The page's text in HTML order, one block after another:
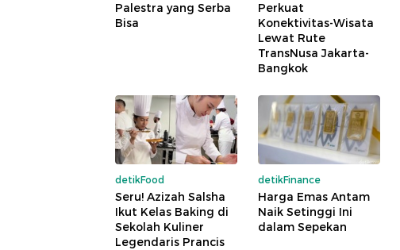
Palestra yang Serba
Bisa
Perkuat
Konektivitas-Wisata
Lewat Rute
TransNusa Jakarta-
Bangkok
detikFood
Seru! Azizah Salsha
Ikut Kelas Baking di
Sekolah Kuliner
Legendaris Prancis
detikFinance
Harga Emas Antam
Naik Setinggi Ini
dalam Sepekan